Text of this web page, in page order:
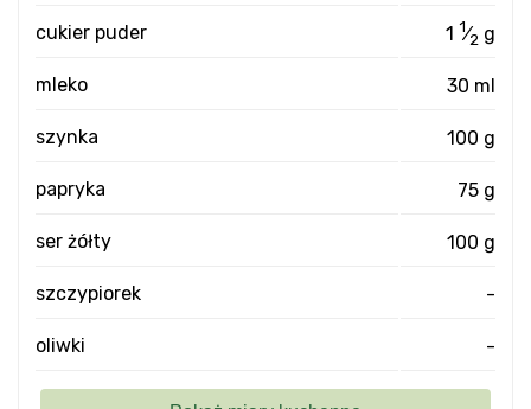
cukier puder 1 1⁄2 g
mleko 30 ml
szynka 100 g
papryka 75 g
ser żółty 100 g
szczypiorek -
oliwki -